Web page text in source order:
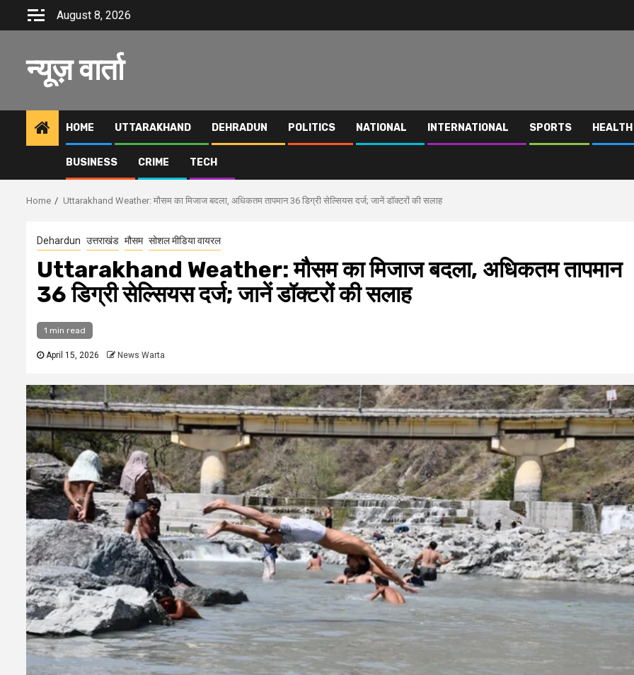
August 8, 2026
न्यूज़ वार्ता
HOME UTTARAKHAND DEHRADUN POLITICS NATIONAL INTERNATIONAL SPORTS HEALTH
BUSINESS CRIME TECH
Home Uttarakhand Weather: मौसम का मिजाज बदला, अधिकतम तापमान 36 डिग्री सेल्सियस दर्ज; जानें डॉक्टरों की सलाह
Dehardun उत्तराखंड मौसम सोशल मीडिया वायरल
Uttarakhand Weather: मौसम का मिजाज बदला, अधिकतम तापमान
36 डिग्री सेल्सियस दर्ज; जानें डॉक्टरों की सलाह
1 min read
April 15, 2026 News Warta